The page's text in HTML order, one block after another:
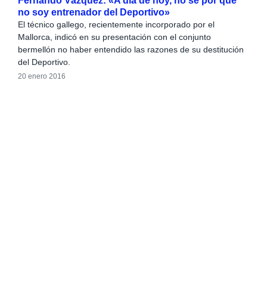
no soy entrenador del Deportivo»
El técnico gallego, recientemente incorporado por el
Mallorca, indicó en su presentación con el conjunto
bermellón no haber entendido las razones de su destitución
del Deportivo.
20 enero 2016